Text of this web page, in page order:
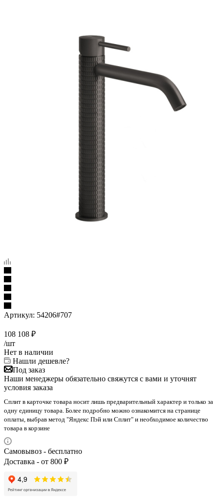
Артикул: 54206#707
108 108 ₽
/шт
Нет в наличии
Нашли дешевле?
Под заказ
Наши менеджеры обязательно свяжутся с вами и уточнят
условия заказа
Сплит в карточке товара носит лишь предварительный характер и только за
одну единицу товара. Более подробно можно ознакомится на странице
оплаты, выбрав метод "Яндекс Пэй или Сплит" и необходимое количество
товара в корзине
Самовывоз - бесплатно
Доставка - от 800 ₽